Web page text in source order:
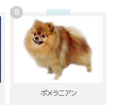
ポメラニアン